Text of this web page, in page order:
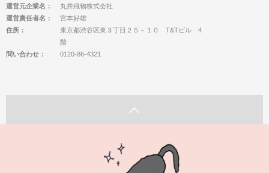
運営元企業名：
丸井織物株式会社
運営責任者名：
宮本好雄
住所：
東京都渋谷区東３丁目２５－１０ T&Tビル 4
階
問い合わせ：
0120-86-4321